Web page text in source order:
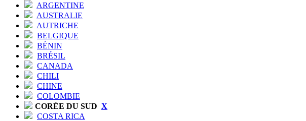
ARGENTINE
AUSTRALIE
AUTRICHE
BELGIQUE
BÉNIN
BRÉSIL
CANADA
CHILI
CHINE
COLOMBIE
CORÉE DU SUD X
COSTA RICA